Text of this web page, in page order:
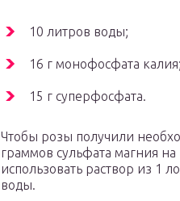
10 литров воды;
16 г монофосфата калия;
15 г суперфосфата.
Чтобы розы получили
граммов сульфата магния
использовать раствор из 1
воды.